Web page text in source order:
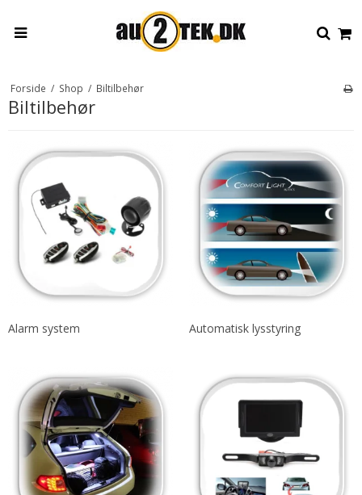
Forside / Shop / Biltilbehør
Biltilbehør
Alarm system Automatisk lysstyring